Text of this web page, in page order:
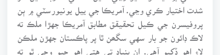
شدت اختيار ڪري وڃي. آمريڪا جي ييل يونيورسٽي ۾ ٻن
پروفيسرن جي ڪيل تحقيقق مطابق آمريڪا جهڙا ملڪ ته
لاڪ ڊائون جو بار سهي سگھن ٿا پر پاڪستان جهڙن ملڪن
لاءِ اهو ڏکيو آهي. ان بنياد تي هتي اهو چيو وڃي ٿو ته